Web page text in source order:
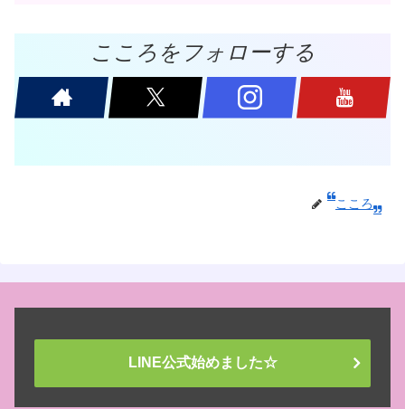
こころをフォローする
こころ
LINE公式始めました☆